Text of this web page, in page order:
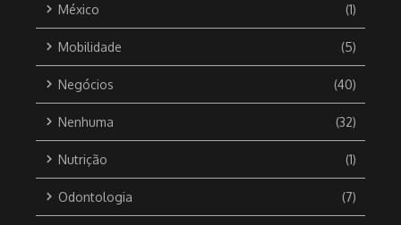
México (1)
Mobilidade (5)
Negócios (40)
Nenhuma (32)
Nutrição (1)
Odontologia (7)